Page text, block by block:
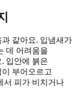
같아요. 입냄새가
데 어려움을
입안에 붉은
부어오르고
서 피가 비치거나